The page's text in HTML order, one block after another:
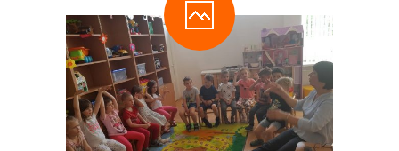
---- Atsakingi už korupcijai atsparios aplinkos
kūrimą asmenys
---- Informuok apie korupciją
---- Korupcinio pobūdžio teisės pažeidimai
---- Antikorupcinis švietimas